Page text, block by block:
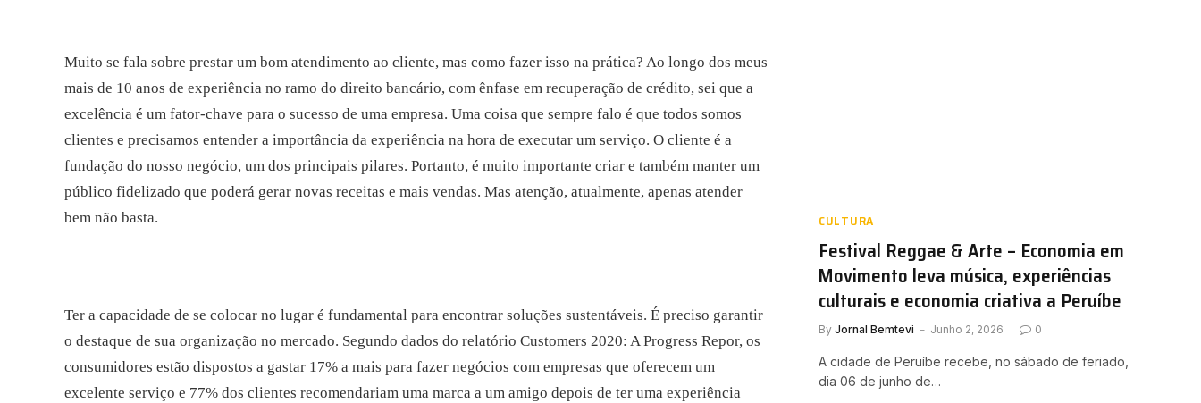
Muito se fala sobre prestar um bom atendimento ao cliente, mas como fazer isso na prática? Ao longo dos meus
mais de 10 anos de experiência no ramo do direito bancário, com ênfase em recuperação de crédito, sei que a
excelência é um fator-chave para o sucesso de uma empresa. Uma coisa que sempre falo é que todos somos
clientes e precisamos entender a importância da experiência na hora de executar um serviço. O cliente é a
fundação do nosso negócio, um dos principais pilares. Portanto, é muito importante criar e também manter um
público fidelizado que poderá gerar novas receitas e mais vendas. Mas atenção, atualmente, apenas atender
bem não basta.
Ter a capacidade de se colocar no lugar é fundamental para encontrar soluções sustentáveis. É preciso garantir
o destaque de sua organização no mercado. Segundo dados do relatório Customers 2020: A Progress Repor, os
consumidores estão dispostos a gastar 17% a mais para fazer negócios com empresas que oferecem um
excelente serviço e 77% dos clientes recomendariam uma marca a um amigo depois de ter uma experiência
CULTURA
Festival Reggae & Arte – Economia em
Movimento leva música, experiências
culturais e economia criativa a Peruíbe
By Jornal Bemtevi Junho 2, 2026 0
A cidade de Peruíbe recebe, no sábado de feriado,
dia 06 de junho de…